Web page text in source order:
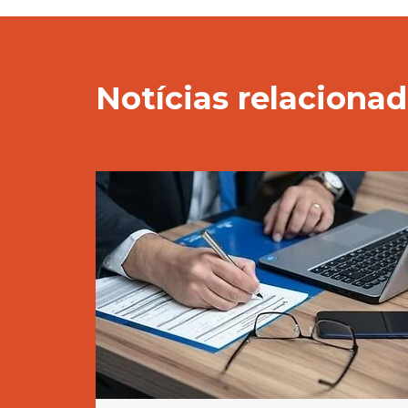
Notícias